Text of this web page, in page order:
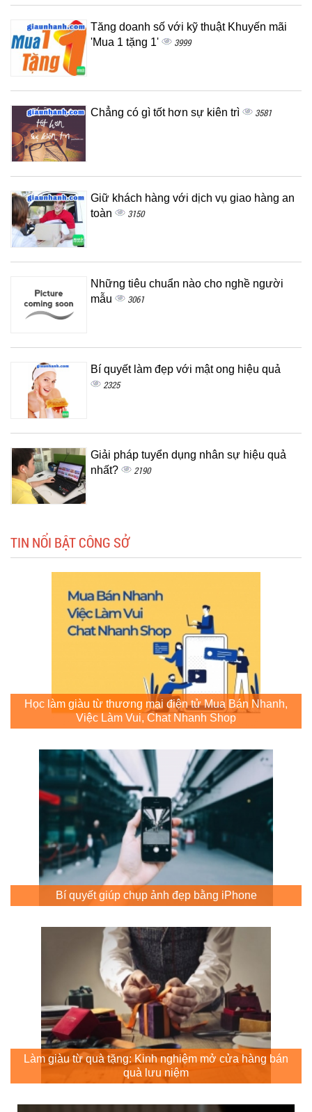
Tăng doanh số với kỹ thuật Khuyến mãi
'Mua 1 tặng 1'
3999
Chẳng có gì tốt hơn sự kiên trì 3581
Giữ khách hàng với dịch vụ giao hàng an
toàn
3150
Những tiêu chuẩn nào cho nghề người
mẫu
3061
Bí quyết làm đẹp với mật ong hiệu quả
2325
Giải pháp tuyển dụng nhân sự hiệu quả
nhất?
2190
TIN NỔI BẬT CÔNG SỞ
Học làm giàu từ thương mại điện tử Mua Bán Nhanh,
Việc Làm Vui, Chat Nhanh Shop
Bí quyết giúp chụp ảnh đẹp bằng iPhone
Làm giàu từ quà tặng: Kinh nghiệm mở cửa hàng bán
quà lưu niệm